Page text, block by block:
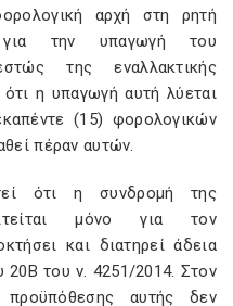
αρχή στη ρητή
την υπαγωγή του
της εναλλακτικής
η υπαγωγή αυτή λύεται
(15) φορολογικών
πέραν αυτών.
ότι η συνδρομή της
μόνο για τον
και διατηρεί άδεια
20B του ν. 4251/2014. Στον
αυτής δεν